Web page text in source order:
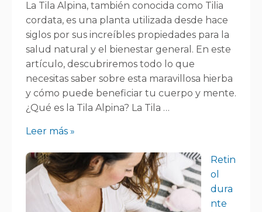
La Tila Alpina, también conocida como Tilia
cordata, es una planta utilizada desde hace
siglos por sus increíbles propiedades para la
salud natural y el bienestar general. En este
artículo, descubriremos todo lo que
necesitas saber sobre esta maravillosa hierba
y cómo puede beneficiar tu cuerpo y mente.
¿Qué es la Tila Alpina? La Tila …
Leer más »
Retin
ol
dura
nte